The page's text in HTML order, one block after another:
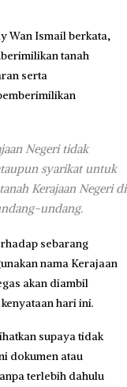
Wan Ismail berkata,
tanah
serta
Negeri tidak
syarikat untuk
Kerajaan Negeri di
undang.
sebarang
nama Kerajaan
akan diambil
hari ini.
supaya tidak
dokumen atau
terlebih dahulu